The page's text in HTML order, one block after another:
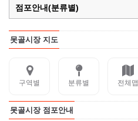
점포안내(분류별)
못골시장 지도
구역별 분류별 전체맵
못골시장 점포안내